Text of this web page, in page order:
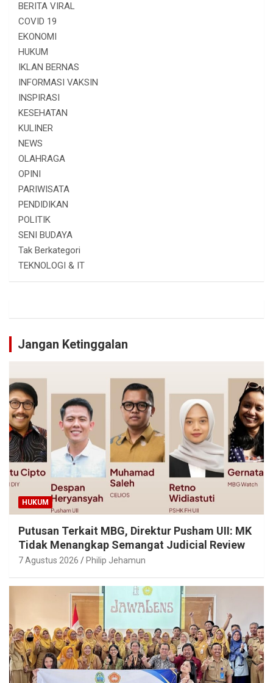
BERITA VIRAL
COVID 19
EKONOMI
HUKUM
IKLAN BERNAS
INFORMASI VAKSIN
INSPIRASI
KESEHATAN
KULINER
NEWS
OLAHRAGA
OPINI
PARIWISATA
PENDIDIKAN
POLITIK
SENI BUDAYA
Tak Berkategori
TEKNOLOGI & IT
Jangan Ketinggalan
HUKUM
Putusan Terkait MBG, Direktur Pusham UII: MK
Tidak Menangkap Semangat Judicial Review
7 Agustus 2026 Philip Jehamun